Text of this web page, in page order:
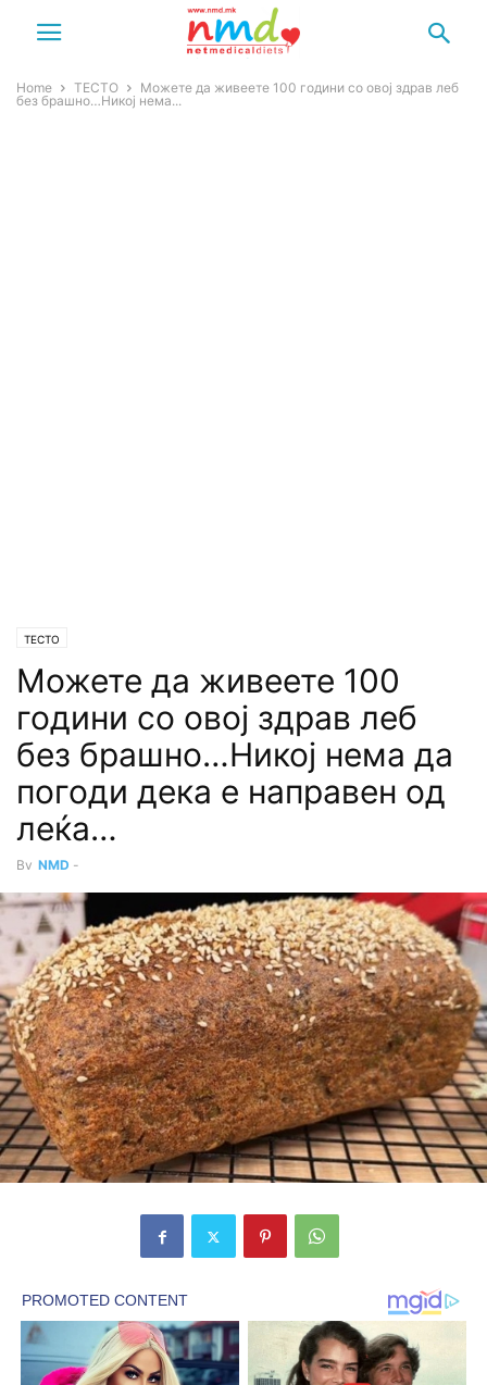
Home ТЕСТО
Можете да живеете 100 години со овој здрав леб
без брашно…Никој нема...
ТЕСТО
Можете да живеете 100
години со овој здрав леб
без брашно…Никој нема да
погоди дека е направен од
леќа…
By NMD -